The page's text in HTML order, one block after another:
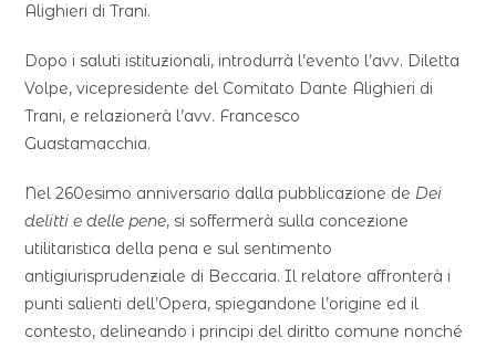
Alighieri di Trani.
Dopo i saluti istituzionali, introdurrà l’evento l’avv. Diletta
Volpe, vicepresidente del Comitato Dante Alighieri di
Trani, e relazionerà l’avv. Francesco
Guastamacchia.
Nel 260esimo anniversario dalla pubblicazione de Dei
delitti e delle pene, si soffermerà sulla concezione
utilitaristica della pena e sul sentimento
antigiurisprudenziale di Beccaria. Il relatore affronterà i
punti salienti dell’Opera, spiegandone l’origine ed il
contesto, delineando i principi del diritto comune nonché